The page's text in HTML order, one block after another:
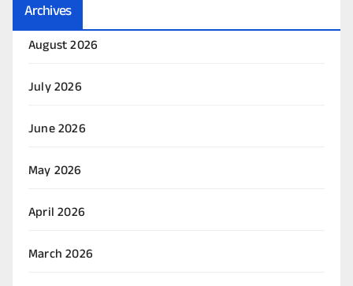
Archives
August 2026
July 2026
June 2026
May 2026
April 2026
March 2026